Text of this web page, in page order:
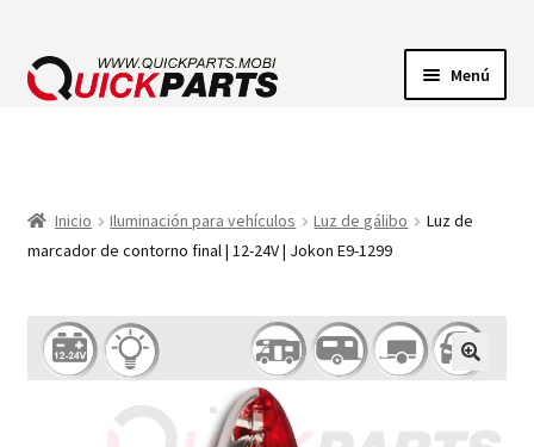
Menú
CLAXONES
Inicio Iluminación para vehículos Luz de gálibo
Luz de
marcador de contorno final | 12-24V | Jokon E9-1299